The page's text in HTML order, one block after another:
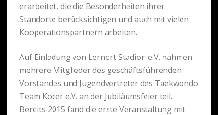
erarbeitet, die die Besonderheiten ihrer
Standorte berücksichtigen und auch mit vielen
Kooperationspartnern arbeiten.
Auf Einladung von Lernort Stadion e.V. nahmen
mehrere Mitglieder des geschäftsführenden
Vorstandes und Jugendvertreter des Taekwondo
Team Kocer e.V. an der Jubiläumsfeier teil.
Bereits 2015 fand die erste Veranstaltung mit